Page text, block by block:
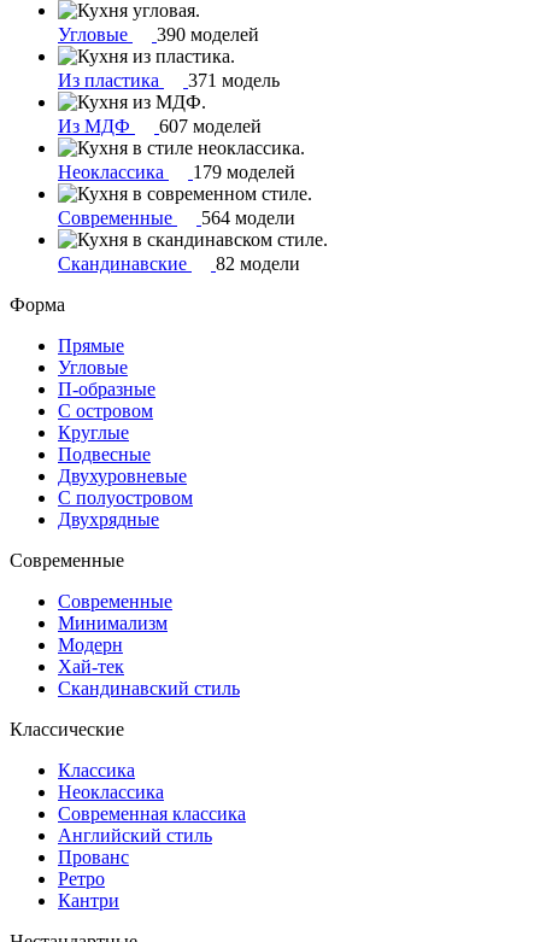
Угловые 390 моделей
Из пластика 371 модель
Из МДФ 607 моделей
Неоклассика 179 моделей
Современные 564 модели
Скандинавские
82 модели
Форма
Прямые
Угловые
П-образные
С островом
Круглые
Подвесные
Двухуровневые
С полуостровом
Двухрядные
Современные
Современные
Минимализм
Модерн
Хай-тек
Скандинавский стиль
Классические
Классика
Неоклассика
Современная классика
Английский стиль
Прованс
Ретро
Кантри